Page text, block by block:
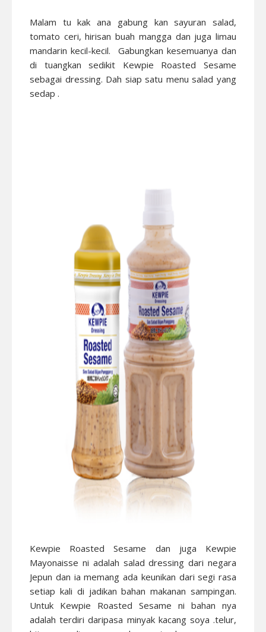
Malam tu kak ana gabung kan sayuran salad,
tomato ceri, hirisan buah mangga dan juga limau
mandarin kecil-kecil. Gabungkan kesemuanya dan
di tuangkan sedikit Kewpie Roasted Sesame
sebagai dressing. Dah siap satu menu salad yang
sedap .
Kewpie Roasted Sesame dan juga Kewpie
Mayonaisse ni adalah salad dressing dari negara
Jepun dan ia memang ada keunikan dari segi rasa
setiap kali di jadikan bahan makanan sampingan.
Untuk Kewpie Roasted Sesame ni bahan nya
adalah terdiri daripasa minyak kacang soya .telur,